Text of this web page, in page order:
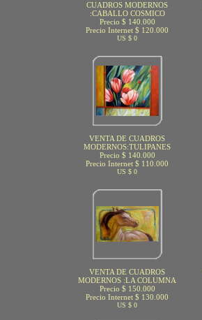
CUADROS MODERNOS
:CABALLO COSMICO
Precio $ 140.000
Precio Internet $ 120.000
US $ 0
VENTA DE CUADROS
MODERNOS:TULIPANES
Precio $ 140.000
Precio Internet $ 110.000
US $ 0
VENTA DE CUADROS
MODERNOS :LA COLUMNA
Precio $ 150.000
Precio Internet $ 130.000
US $ 0